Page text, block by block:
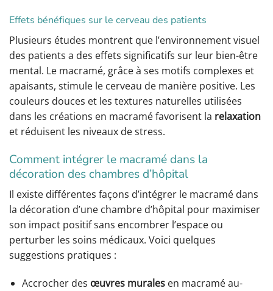
Effets bénéfiques sur le cerveau des patients
Plusieurs études montrent que l’environnement visuel
des patients a des effets significatifs sur leur bien-être
mental. Le macramé, grâce à ses motifs complexes et
apaisants, stimule le cerveau de manière positive. Les
couleurs douces et les textures naturelles utilisées
dans les créations en macramé favorisent la relaxation
et réduisent les niveaux de stress.
Comment intégrer le macramé dans la
décoration des chambres d’hôpital
Il existe différentes façons d’intégrer le macramé dans
la décoration d’une chambre d’hôpital pour maximiser
son impact positif sans encombrer l’espace ou
perturber les soins médicaux. Voici quelques
suggestions pratiques :
Accrocher des œuvres muralesen macramé au-